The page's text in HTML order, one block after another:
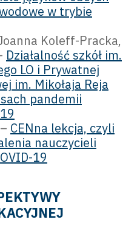
w trybie
Koleff-Pracka,
Działalność szkół im.
LO i Prywatnej
im. Mikołaja Reja
pandemii
CENna lekcja, czyli
nauczycieli
19